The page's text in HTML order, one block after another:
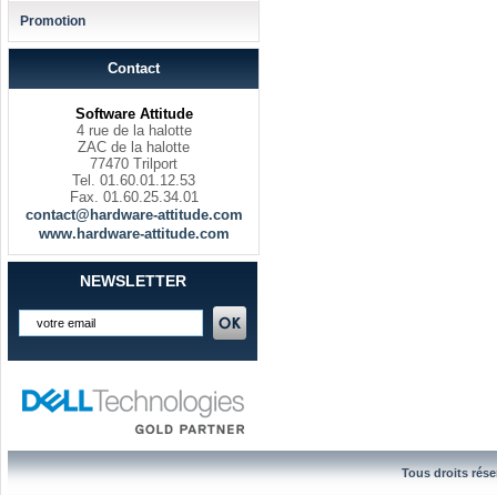
Promotion
Contact
Software Attitude
4 rue de la halotte
ZAC de la halotte
77470 Trilport
Tel. 01.60.01.12.53
Fax. 01.60.25.34.01
contact@hardware-attitude.com
www.hardware-attitude.com
NEWSLETTER
Tous droits